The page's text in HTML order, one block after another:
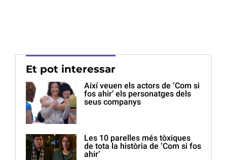
Et pot interessar
Així veuen els actors de ‘Com si
fos ahir’ els personatges dels
seus companys
Les 10 parelles més tòxiques
de tota la història de ‘Com si fos
ahir’